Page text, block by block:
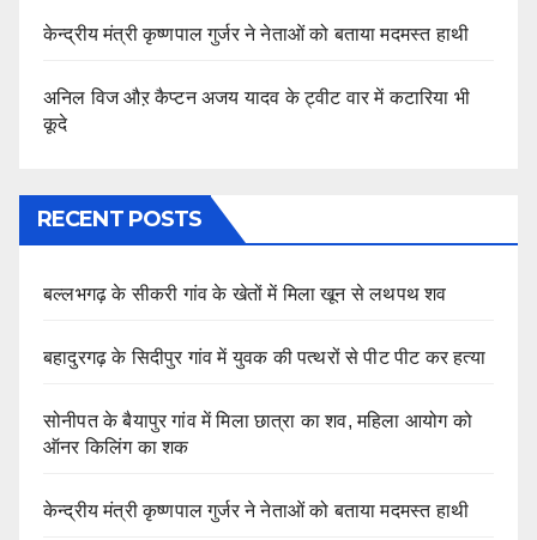
केन्द्रीय मंत्री कृष्णपाल गुर्जर ने नेताओं को बताया मदमस्त हाथी
अनिल विज औऱ कैप्टन अजय यादव के ट्वीट वार में कटारिया भी
कूदे
RECENT POSTS
बल्लभगढ़ के सीकरी गांव के खेतों में मिला खून से लथपथ शव
बहादुरगढ़ के सिदीपुर गांव में युवक की पत्थरों से पीट पीट कर हत्या
सोनीपत के बैयापुर गांव में मिला छात्रा का शव, महिला आयोग को
ऑनर किलिंग का शक
केन्द्रीय मंत्री कृष्णपाल गुर्जर ने नेताओं को बताया मदमस्त हाथी